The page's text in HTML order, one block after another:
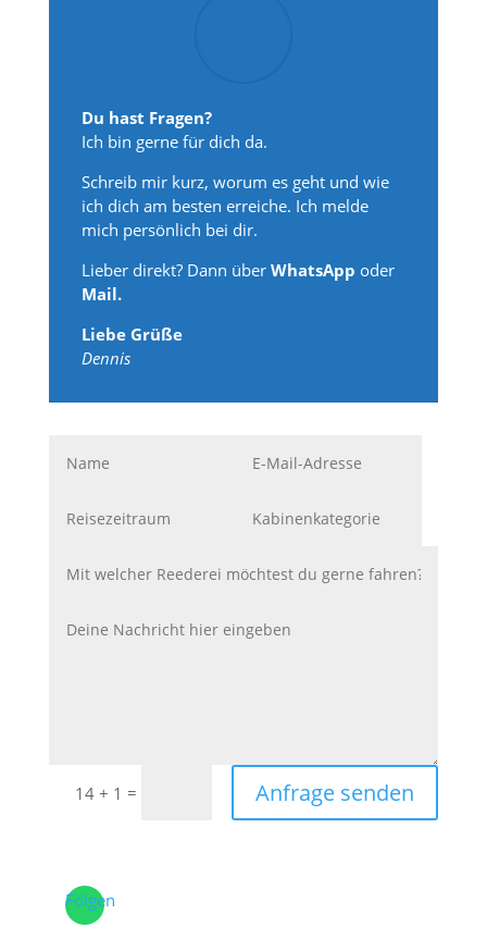
Du hast Fragen?
Ich bin gerne für dich da.
Schreib mir kurz, worum es geht und wie
ich dich am besten erreiche. Ich melde
mich persönlich bei dir.
Lieber direkt? Dann überWhatsApp oder
Mail.
Liebe Grüße
Dennis
14 + 1 = Anfrage senden
Folgen